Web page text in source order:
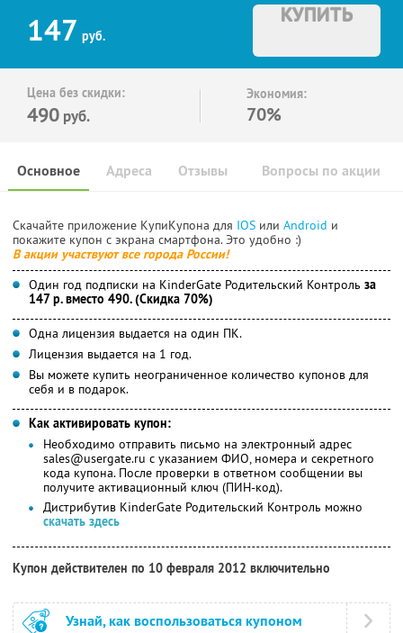
147 руб.
КУПИТЬ
Цена без скидки:
490 руб.
Экономия:
70%
Основное Отзывы Вопросы по акции
Адреса
Скачайте приложение КупиКупона для IOS или Android и
покажите купон с экрана смартфона. Это удобно :)
В акции участвуют все города России!
Один год подписки на KinderGate Родительский Контроль за
147 р. вместо 490. (Скидка 70%)
Одна лицензия выдается на один ПК.
Лицензия выдается на 1 год.
Вы можете купить неограниченное количество купонов для
себя и в подарок.
Как активировать купон:
Необходимо отправить письмо на электронный адрес
sales@usergate.ru с указанием ФИО, номера и секретного
кода купона. После проверки в ответном сообщении вы
получите активационный ключ (ПИН-код).
Дистрибутив KinderGate Родительский Контроль можно
скачать здесь
Купон действителен по 10 февраля 2012 включительно
Узнай, как воспользоваться купоном